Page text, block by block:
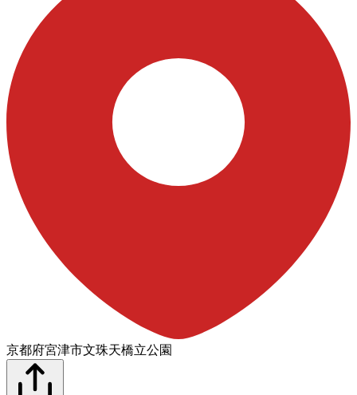
京都府宮津市文珠天橋立公園